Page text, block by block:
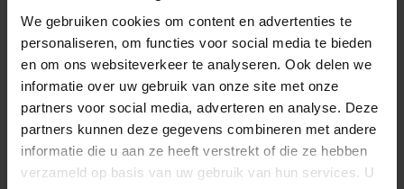
We gebruiken cookies om content en advertenties te
personaliseren, om functies voor social media te bieden
en om ons websiteverkeer te analyseren. Ook delen we
informatie over uw gebruik van onze site met onze
partners voor social media, adverteren en analyse. Deze
partners kunnen deze gegevens combineren met andere
informatie die u aan ze heeft verstrekt of die ze hebben
verzameld op basis van uw gebruik van hun services. U
permet à chaque façade d'avoir son propre caractère.
Avantages du système
Pour un projet, il est possible de transporter plus de
mètres carrés sur un camion. Cela réduit le nombre
de trajets et donc les émissions de CO2.
Un projet utilisant des plaquettes de parement
nécessite des fondations moins solides qu'une